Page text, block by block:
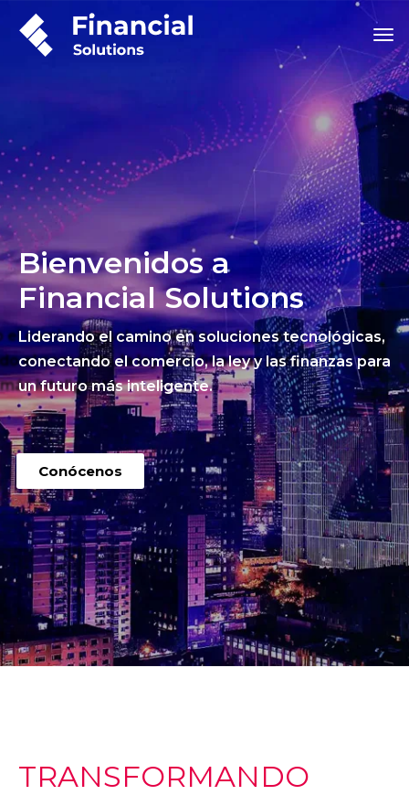
Bienvenidos a
Financial Solutions
Liderando el camino en soluciones tecnológicas,
conectando el comercio, la ley y las finanzas para
un futuro más inteligente.
Conócenos
TRANSFORMANDO